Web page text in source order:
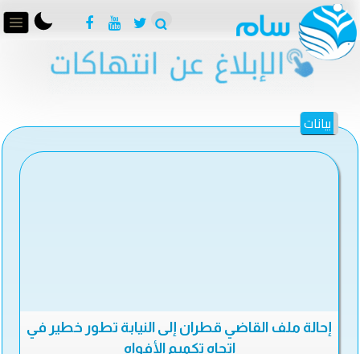
بيانات
إحالة ملف القاضي قطران إلى النيابة تطور خطير في
اتجاه تكميم الأفواه